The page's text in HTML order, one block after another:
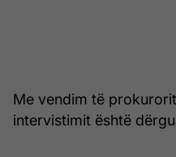
Me vendim të
intervistimit është